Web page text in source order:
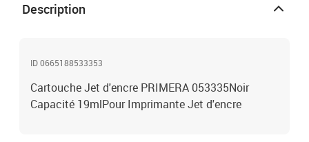
Description
ID 0665188533353
Cartouche Jet d'encre PRIMERA 053335Noir
Capacité 19mlPour Imprimante Jet d'encre